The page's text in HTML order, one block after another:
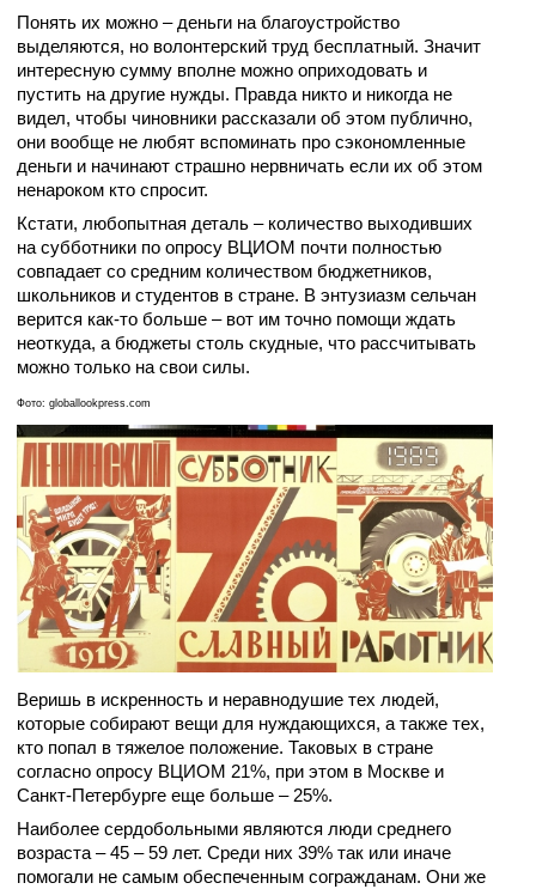
Понять их можно – деньги на благоустройство
выделяются, но волонтерский труд бесплатный. Значит
интересную сумму вполне можно оприходовать и
пустить на другие нужды. Правда никто и никогда не
видел, чтобы чиновники рассказали об этом публично,
они вообще не любят вспоминать про сэкономленные
деньги и начинают страшно нервничать если их об этом
ненароком кто спросит.
Кстати, любопытная деталь – количество выходивших
на субботники по опросу ВЦИОМ почти полностью
совпадает со средним количеством бюджетников,
школьников и студентов в стране. В энтузиазм сельчан
верится как-то больше – вот им точно помощи ждать
неоткуда, а бюджеты столь скудные, что рассчитывать
можно только на свои силы.
Фото: globallookpress.com
Веришь в искренность и неравнодушие тех людей,
которые собирают вещи для нуждающихся, а также тех,
кто попал в тяжелое положение. Таковых в стране
согласно опросу ВЦИОМ 21%, при этом в Москве и
Санкт-Петербурге еще больше – 25%.
Наиболее сердобольными являются люди среднего
возраста – 45 – 59 лет. Среди них 39% так или иначе
помогали не самым обеспеченным согражданам. Они же